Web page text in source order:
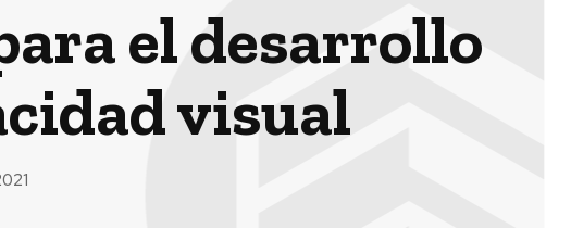
el desarrollo
visual